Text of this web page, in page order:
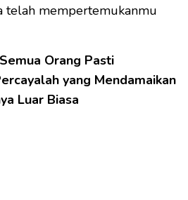
telah mempertemukanmu
Orang Pasti
yang Mendamaikan
Luar Biasa